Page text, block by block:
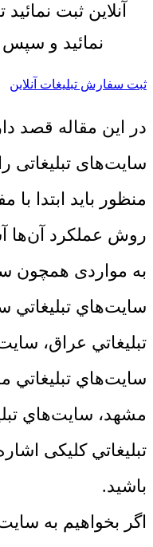
آنلاین ثبت
نمائید و
ثبت سفارش تبلیغات آنلاین
در این مقاله قصد
سایت‌های تبلیغاتی
منظور باید ابتدا
روش عملکرد آن‌ها
به مواردی همچون
سايت‌هاي تبليغاتي
تبليغاتي عراق،
سايت‌هاي تبليغاتي
مشهد، سايت‌هاي
تبليغاتي کلیکی
باشید.
اگر بخواهیم به